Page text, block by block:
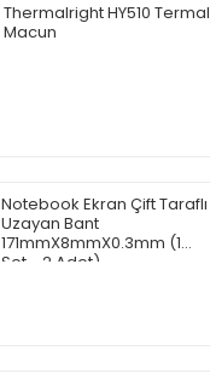
Thermalright HY510 Termal
Macun
Notebook Ekran Çift Taraflı
Uzayan Bant
171mmX8mmX0.3mm (1
Set - 2 Adet)